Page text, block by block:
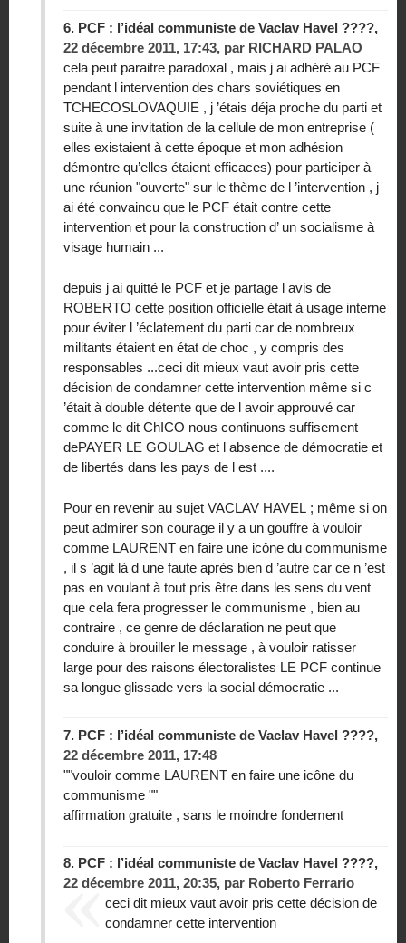
6. PCF : l’idéal communiste de Vaclav Havel ????,
22 décembre 2011, 17:43, par RICHARD PALAO
cela peut paraitre paradoxal , mais j ai adhéré au PCF
pendant l intervention des chars soviétiques en
TCHECOSLOVAQUIE , j ’étais déja proche du parti et
suite à une invitation de la cellule de mon entreprise (
elles existaient à cette époque et mon adhésion
démontre qu’elles étaient efficaces) pour participer à
une réunion "ouverte" sur le thème de l ’intervention , j
ai été convaincu que le PCF était contre cette
intervention et pour la construction d’ un socialisme à
visage humain ...
depuis j ai quitté le PCF et je partage l avis de
ROBERTO cette position officielle était à usage interne
pour éviter l ’éclatement du parti car de nombreux
militants étaient en état de choc , y compris des
responsables ...ceci dit mieux vaut avoir pris cette
décision de condamner cette intervention même si c
’était à double détente que de l avoir approuvé car
comme le dit ChICO nous continuons suffisement
dePAYER LE GOULAG et l absence de démocratie et
de libertés dans les pays de l est ....
Pour en revenir au sujet VACLAV HAVEL ; même si on
peut admirer son courage il y a un gouffre à vouloir
comme LAURENT en faire une icône du communisme
, il s ’agit là d une faute après bien d ’autre car ce n ’est
pas en voulant à tout pris être dans les sens du vent
que cela fera progresser le communisme , bien au
contraire , ce genre de déclaration ne peut que
conduire à brouiller le message , à vouloir ratisser
large pour des raisons électoralistes LE PCF continue
sa longue glissade vers la social démocratie ...
7. PCF : l’idéal communiste de Vaclav Havel ????,
22 décembre 2011, 17:48
""vouloir comme LAURENT en faire une icône du
communisme ""
affirmation gratuite , sans le moindre fondement
8. PCF : l’idéal communiste de Vaclav Havel ????,
22 décembre 2011, 20:35, par Roberto Ferrario
ceci dit mieux vaut avoir pris cette décision de
condamner cette intervention